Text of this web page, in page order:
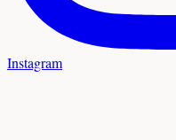
Instagram